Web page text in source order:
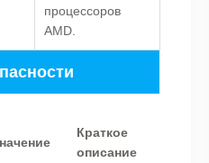
процессоров
AMD.
Краткое
описание